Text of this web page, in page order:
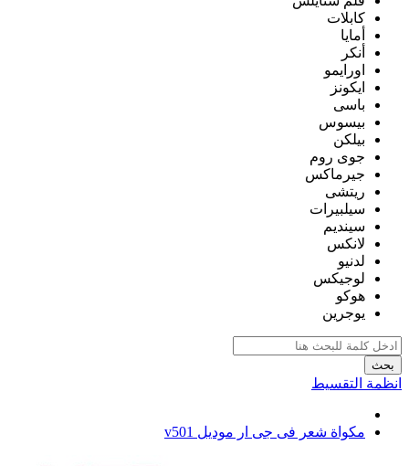
كابلات
أمايا
أنكر
اورايمو
ايكونز
باسى
بيسوس
بيلكن
جوى روم
جيرماكس
ريتشى
سيلبيرات
سينديم
لانكس
لدنيو
لوجيكس
هوكو
يوجرين
بحث
انظمة التقسيط
مكواة شعر فى جى ار موديل v501